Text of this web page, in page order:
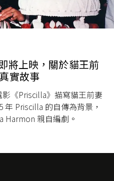
將上映，關於貓王前
實故事
《Priscilla》描寫貓王前妻
年 Priscilla 的自傳為背景，
Harmon 親自編劇。